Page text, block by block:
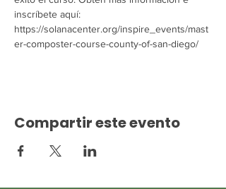
inscríbete aquí:
https://solanacenter.org/inspire_events/mast
er-composter-course-county-of-san-diego/
Compartir este evento